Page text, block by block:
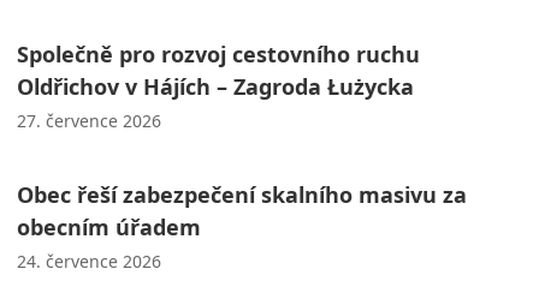
Společně pro rozvoj cestovního ruchu
Oldřichov v Hájích – Zagroda Łużycka
27. července 2026
Obec řeší zabezpečení skalního masivu za
obecním úřadem
24. července 2026